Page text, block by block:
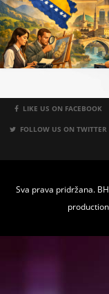
LIKE US ON FACEBOOK
FOLLOW US ON TWITTER
Sva prava pridržana.
production